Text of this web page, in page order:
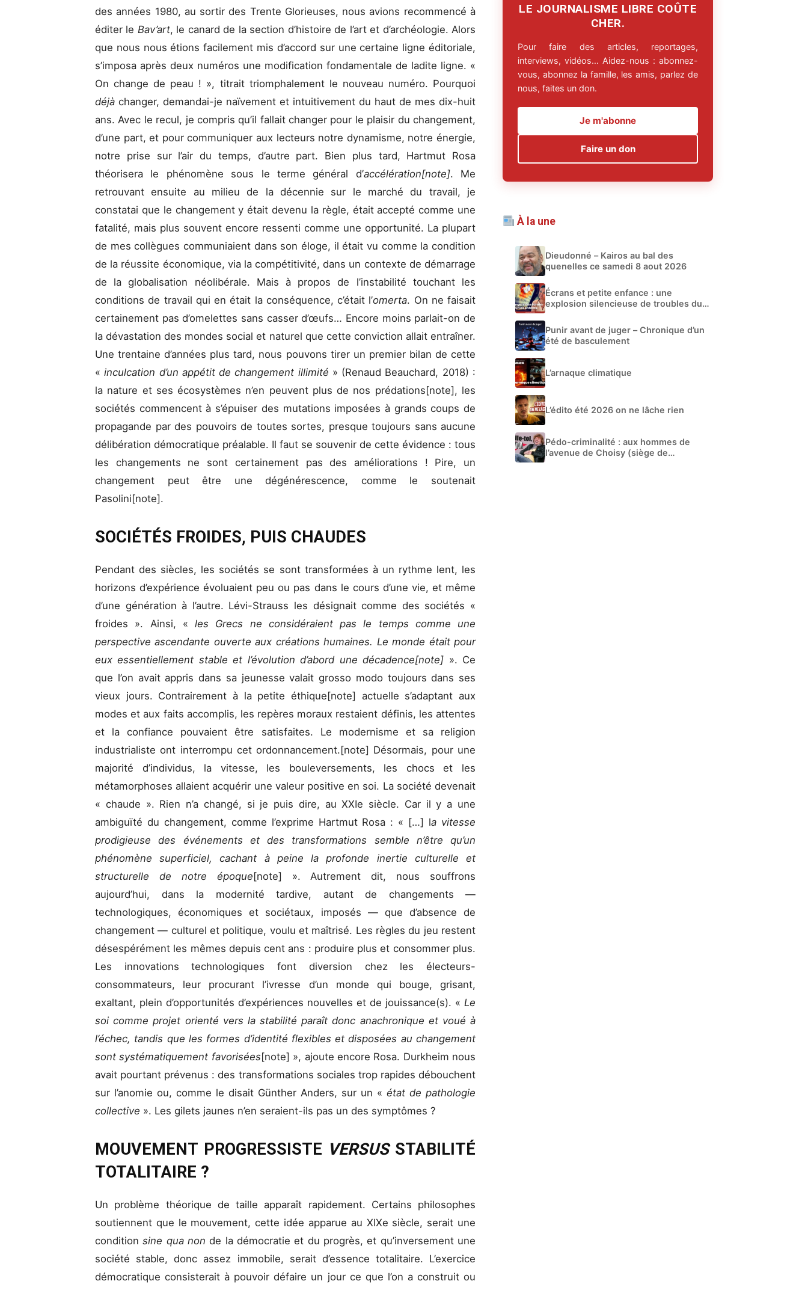
des années 1980, au sortir des Trente Glorieuses, nous avions recommencé à
éditer le Bav’art, le canard de la section d’histoire de l’art et d’archéologie. Alors
que nous nous étions facilement mis d’accord sur une certaine ligne éditoriale,
s’imposa après deux numéros une modification fondamentale de ladite ligne. «
On change de peau ! », titrait triomphalement le nouveau numéro. Pourquoi
déjà changer, demandai-je naïvement et intuitivement du haut de mes dix-huit
ans. Avec le recul, je compris qu’il fallait changer pour le plaisir du changement,
d’une part, et pour communiquer aux lecteurs notre dynamisme, notre énergie,
notre prise sur l’air du temps, d’autre part. Bien plus tard, Hartmut Rosa
théorisera le phénomène sous le terme général d’accélération[note]. Me
retrouvant ensuite au milieu de la décennie sur le marché du travail, je
constatai que le changement y était devenu la règle, était accepté comme une
fatalité, mais plus souvent encore ressenti comme une opportunité. La plupart
de mes collègues communiaient dans son éloge, il était vu comme la condition
de la réussite économique, via la compétitivité, dans un contexte de démarrage
de la globalisation néolibérale. Mais à propos de l’instabilité touchant les
conditions de travail qui en était la conséquence, c’était l’omerta. On ne faisait
certainement pas d’omelettes sans casser d’œufs… Encore moins parlait-on de
la dévastation des mondes social et naturel que cette conviction allait entraîner.
Une trentaine d’années plus tard, nous pouvons tirer un premier bilan de cette
«inculcation d’un appétit de changement illimité » (Renaud Beauchard, 2018) :
la nature et ses écosystèmes n’en peuvent plus de nos prédations[note], les
sociétés commencent à s’épuiser des mutations imposées à grands coups de
propagande par des pouvoirs de toutes sortes, presque toujours sans aucune
délibération démocratique préalable. Il faut se souvenir de cette évidence : tous
les changements ne sont certainement pas des améliorations ! Pire, un
changement peut être une dégénérescence, comme le soutenait
Pasolini[note].
SOCIÉTÉS FROIDES, PUIS CHAUDES
Pendant des siècles, les sociétés se sont transformées à un rythme lent, les
horizons d’expérience évoluaient peu ou pas dans le cours d’une vie, et même
d’une génération à l’autre. Lévi-Strauss les désignait comme des sociétés «
froides ». Ainsi, « les Grecs ne considéraient pas le temps comme une
perspective ascendante ouverte aux créations humaines. Le monde était pour
eux essentiellement stable et l’évolution d’abord une décadence[note] ». Ce
que l’on avait appris dans sa jeunesse valait grosso modo toujours dans ses
vieux jours. Contrairement à la petite éthique[note] actuelle s’adaptant aux
modes et aux faits accomplis, les repères moraux restaient définis, les attentes
et la confiance pouvaient être satisfaites. Le modernisme et sa religion
industrialiste ont interrompu cet ordonnancement.[note] Désormais, pour une
majorité d’individus, la vitesse, les bouleversements, les chocs et les
métamorphoses allaient acquérir une valeur positive en soi. La société devenait
« chaude ». Rien n’a changé, si je puis dire, au XXIe siècle. Car il y a une
ambiguïté du changement, comme l’exprime Hartmut Rosa : « […] la vitesse
prodigieuse des événements et des transformations semble n’être qu’un
phénomène superficiel, cachant à peine la profonde inertie culturelle et
structurelle de notre époque[note]
». Autrement dit, nous souffrons
aujourd’hui, dans la modernité tardive, autant de changements —
technologiques, économiques et sociétaux, imposés — que d’absence de
changement — culturel et politique, voulu et maîtrisé. Les règles du jeu restent
désespérément les mêmes depuis cent ans : produire plus et consommer plus.
Les innovations technologiques font diversion chez les électeurs-
consommateurs, leur procurant l’ivresse d’un monde qui bouge, grisant,
exaltant, plein d’opportunités d’expériences nouvelles et de jouissance(s). « Le
soi comme projet orienté vers la stabilité paraît donc anachronique et voué à
l’échec, tandis que les formes d’identité flexibles et disposées au changement
sont systématiquement favorisées[note] », ajoute encore Rosa. Durkheim nous
avait pourtant prévenus : des transformations sociales trop rapides débouchent
sur l’anomie ou, comme le disait Günther Anders, sur un « état de pathologie
collective ». Les gilets jaunes n’en seraient-ils pas un des symptômes ?
MOUVEMENT PROGRESSISTE VERSUS STABILITÉ
TOTALITAIRE ?
Un problème théorique de taille apparaît rapidement. Certains philosophes
soutiennent que le mouvement, cette idée apparue au XIXe siècle, serait une
conditionsine qua nonde la démocratie et du progrès, et qu’inversement une
société stable, donc assez immobile, serait d’essence totalitaire. L’exercice
démocratique consisterait à pouvoir défaire un jour ce que l’on a construit ou
LE JOURNALISME LIBRE COÛTE
CHER.
Pour faire des articles, reportages,
interviews, vidéos… Aidez-nous : abonnez-
vous, abonnez la famille, les amis, parlez de
nous, faites un don.
Je m'abonne
Faire un don
À la une
Dieudonné – Kairos au bal des
quenelles ce samedi 8 aout 2026
Écrans et petite enfance : une
explosion silencieuse de troubles du
Punir avant de juger – Chronique d’un
été de basculement
L’arnaque climatique
L’édito été 2026 on ne lâche rien
Pédo-criminalité : aux hommes de
l’avenue de Choisy (siège de